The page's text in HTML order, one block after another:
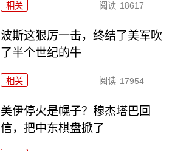
相关 阅读 18617
波斯这狠厉一击，终结了美军吹
了半个世纪的牛
相关 阅读 17954
美伊停火是幌子？穆杰塔巴回
信，把中东棋盘掀了